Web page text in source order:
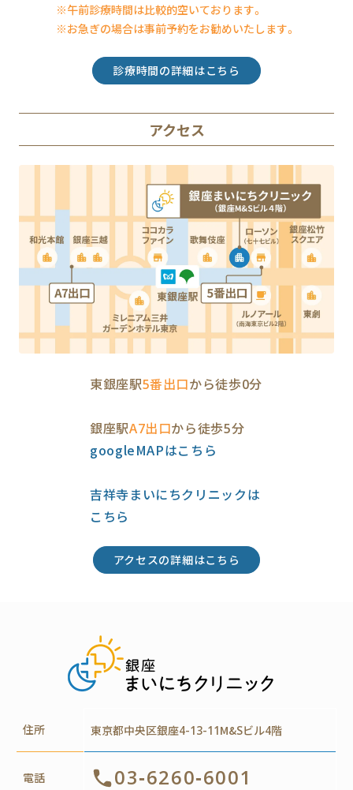
※午前診療時間は比較的空いております。
※お急ぎの場合は事前予約をお勧めいたします。
アクセス
東銀座駅5番出口から徒歩0分
銀座駅A7出口から徒歩5分
googleMAPはこちら
吉祥寺まいにちクリニックは
こちら
診療時間の詳細はこちら
アクセスの詳細はこちら
住所 東京都中央区銀座4-13-11M&Sビル4階
電話 03-6260-6001